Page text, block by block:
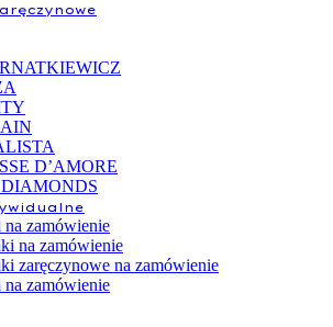
D’AMORE
zamówienie
na zamówienie
zaręczynowe na zamówienie
zamówienie